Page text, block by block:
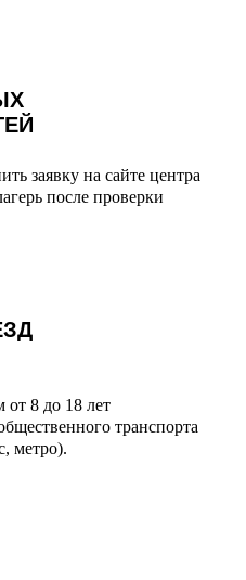
заявку на сайте центра
после проверки
от 8 до 18 лет
транспорта
метро).